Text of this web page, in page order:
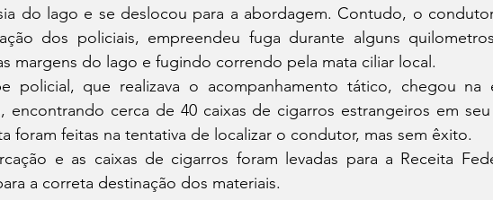
do lago e se deslocou para a abordagem. Contudo, o
dos policiais, empreendeu fuga durante alguns
margens do lago e fugindo correndo pela mata ciliar local.
policial, que realizava o acompanhamento tático, chegou na
encontrando cerca de 40 caixas de cigarros estrangeiros em
foram feitas na tentativa de localizar o condutor, mas sem êxito.
e as caixas de cigarros foram levadas para a Receita
a correta destinação dos materiais.